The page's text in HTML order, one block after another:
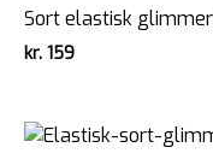
Sort elastisk
kr. 159